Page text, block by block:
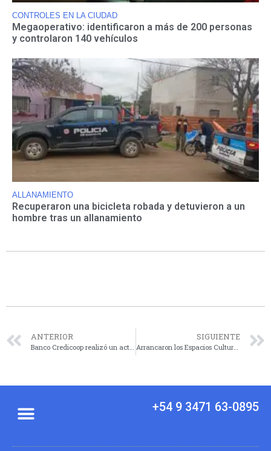
CONTROLES EN LA CIUDAD
Megaoperativo: identificaron a más de 200 personas
y controlaron 140 vehículos
ALLANAMIENTO
Recuperaron una bicicleta robada y detuvieron a un
hombre tras un allanamiento
ANTERIOR SIGUIENTE
Arrancaron los Espacios Culturales Municipales 2026 en distintos puntos de la ciudad
+54 9 3471 63-0895